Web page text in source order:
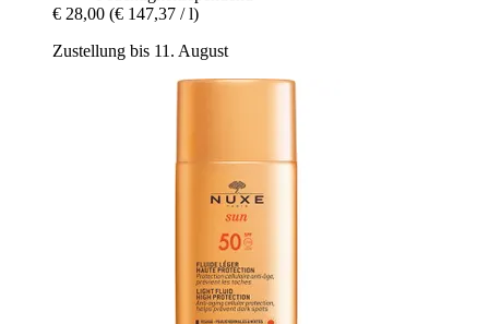
€ 28,00 (€ 147,37 / l)
Zustellung bis 11. August